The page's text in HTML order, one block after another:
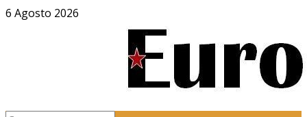
Salta
6 Agosto 2026